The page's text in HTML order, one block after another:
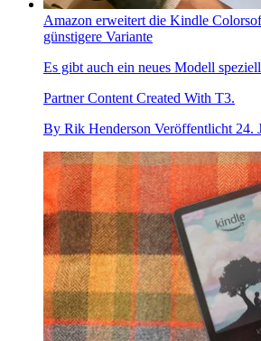
Amazon erweitert die Kindle
günstigere Variante
Es gibt auch ein neues Modell
Partner Content Created With T3.
By Rik Henderson Veröffentlicht 24.